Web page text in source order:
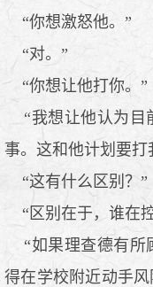
“你想激怒他。”
“对。”
“你想让他打你。”
“我想让他认为目
事。这和他计划要打
“这有什么区别？”
“区别在于，谁在
“如果理查德有所
得在学校附近动手